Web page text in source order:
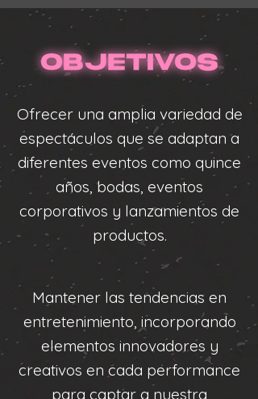
Ofrecer una amplia variedad de
espectáculos que se adaptan a
diferentes eventos como quince
años, bodas, eventos
corporativos y lanzamientos de
productos.
Mantener las tendencias en
entretenimiento, incorporando
elementos innovadores y
creativos en cada performance
para captar a nuestra